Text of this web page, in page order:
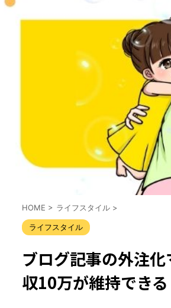
HOME > ライフスタイル >
ライフスタイル
ブログ記事の外注
収10万が維持できる